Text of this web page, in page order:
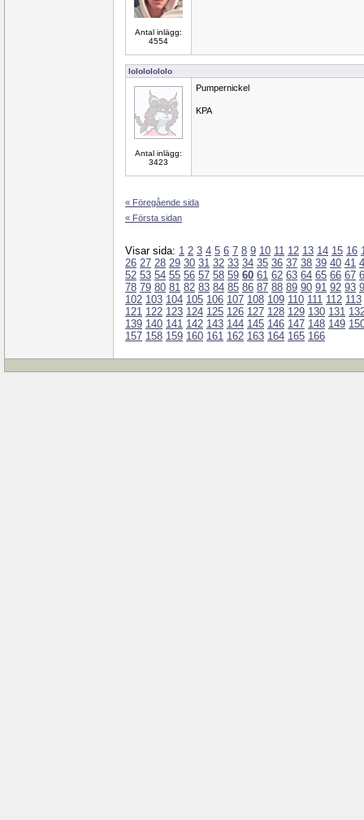
Antal inlägg:
4554
lolololololo
Antal inlägg:
3423
Pumpernickel
KPA
« Föregående sida
« Första sidan
Visar sida: 1 2 3 4 5 6 7 8 9 10 11 12 13 14 15 16
26 27 28 29 30 31 32 33 34 35 36 37 38 39 40 41
52 53 54 55 56 57 58 59 60 61 62 63 64 65 66 67
78 79 80 81 82 83 84 85 86 87 88 89 90 91 92 93
102 103 104 105 106 107 108 109 110 111 112 113
121 122 123 124 125 126 127 128 129 130 131
139 140 141 142 143 144 145 146 147 148 149
157 158 159 160 161 162 163 164 165 166